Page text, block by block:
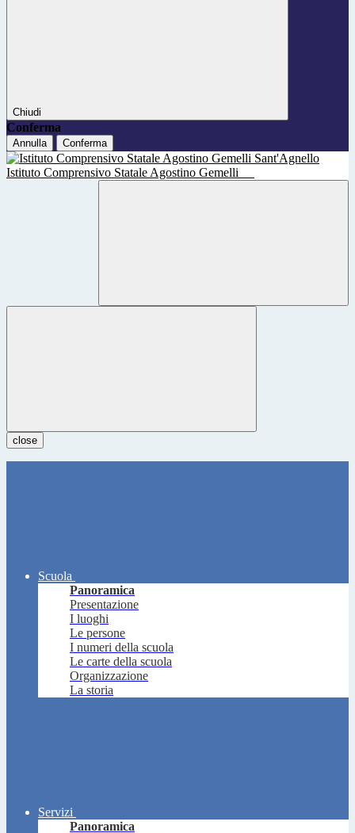
Chiudi
Conferma
Annulla Conferma
Istituto Comprensivo Statale Agostino Gemelli
close
Scuola
Panoramica
Presentazione
I luoghi
Le persone
I numeri della scuola
Le carte della scuola
Organizzazione
La storia
Servizi
Panoramica